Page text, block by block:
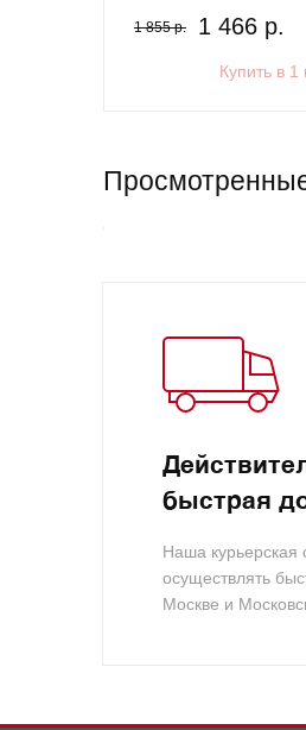
1 855 р. 1 466 р.
Купить в 1
быстрая
Наша курьерская
осуществлять
Москве и